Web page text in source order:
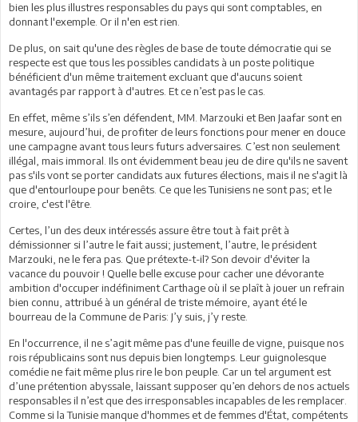
bien les plus illustres responsables du pays qui sont comptables, en
donnant l'exemple. Or il n'en est rien.
De plus, on sait qu'une des règles de base de toute démocratie qui se
respecte est que tous les possibles candidats à un poste politique
bénéficient d'un même traitement excluant que d'aucuns soient
avantagés par rapport à d'autres. Et ce n’est pas le cas.
En effet, même s’ils s’en défendent, MM. Marzouki et Ben Jaafar sont en
mesure, aujourd’hui, de profiter de leurs fonctions pour mener en douce
une campagne avant tous leurs futurs adversaires. C’est non seulement
illégal, mais immoral. Ils ont évidemment beau jeu de dire qu'ils ne savent
pas s'ils vont se porter candidats aux futures élections, mais il ne s'agit là
que d'entourloupe pour benêts. Ce que les Tunisiens ne sont pas; et le
croire, c'est l'être.
Certes, l’un des deux intéressés assure être tout à fait prêt à
démissionner si l’autre le fait aussi; justement, l’autre, le président
Marzouki, ne le fera pas. Que prétexte-t-il? Son devoir d'éviter la
vacance du pouvoir ! Quelle belle excuse pour cacher une dévorante
ambition d'occuper indéfiniment Carthage où il se plaît à jouer un refrain
bien connu, attribué à un général de triste mémoire, ayant été le
bourreau de la Commune de Paris: J’y suis, j’y reste.
En l'occurrence, il ne s’agit même pas d'une feuille de vigne, puisque nos
rois républicains sont nus depuis bien longtemps. Leur guignolesque
comédie ne fait même plus rire le bon peuple. Car un tel argument est
d’une prétention abyssale, laissant supposer qu’en dehors de nos actuels
responsables il n’est que des irresponsables incapables de les remplacer.
Comme si la Tunisie manque d'hommes et de femmes d'État, compétents